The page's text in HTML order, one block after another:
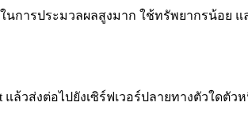
นการประมวลผลสูงมาก ใช้ทรัพยากรน้อย แ
แล้วส่งต่อไปยังเซิร์ฟเวอร์ปลายทางตัวใด